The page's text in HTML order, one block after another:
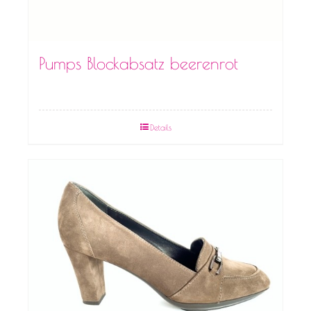
Pumps Blockabsatz beerenrot
Details